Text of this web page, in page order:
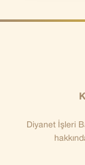
Diyanet İşleri